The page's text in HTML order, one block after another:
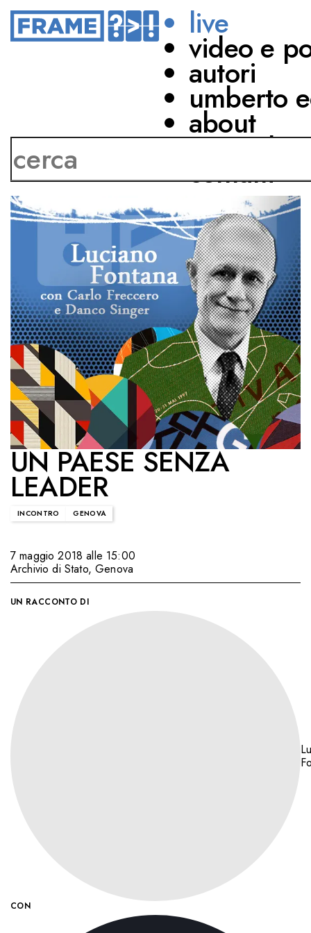
live
video e
autori
umberto
about
network
contatti
UN PAESE SENZA
LEADER
INCONTRO GENOVA
7 maggio 2018 alle 15:00
Archivio di Stato,Genova
UN RACCONTO DI
CON